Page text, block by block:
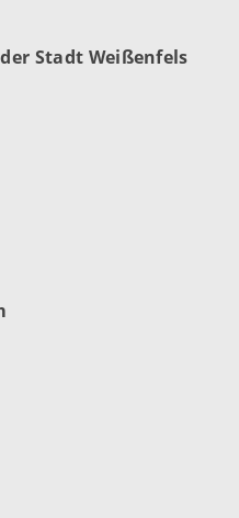
Stadt Weißenfels